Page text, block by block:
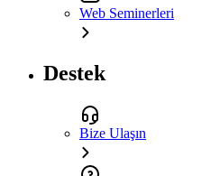
Web Seminerleri
Destek
Bize Ulaşın